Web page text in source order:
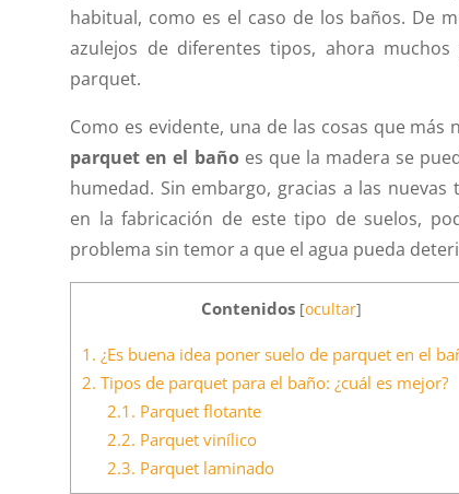
habitual, como es el caso de los baños. De
azulejos de diferentes tipos, ahora
parquet.
Como es evidente, una de las cosas que
parquet en el baño es que la madera se
humedad. Sin embargo, gracias a las
en la fabricación de este tipo de suelos,
problema sin temor a que el agua pueda
Contenidos [ocultar]
1. ¿Es buena idea poner suelo de parquet en el
2. Tipos de parquet para el baño: ¿cuál es mejor?
2.1. Parquet flotante
2.2. Parquet vinílico
2.3. Parquet laminado